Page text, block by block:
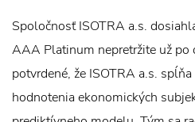
Spoločnosť ISOTRA a.s.
AAA Platinum nepretržite už po
potvrdené, že ISOTRA a.s.
hodnotenia ekonomických